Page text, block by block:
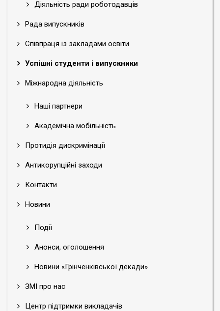
Діяльність ради роботодавців
Рада випускників
Співпраця із закладами освіти
Успішні студенти і випускники
Міжнародна діяльність
Наші партнери
Академічна мобільність
Протидія дискримінації
Антикорупційні заходи
Контакти
Новини
Події
Анонси, оголошення
Новини «Грінченківської декади»
ЗМІ про нас
Центр підтримки викладачів